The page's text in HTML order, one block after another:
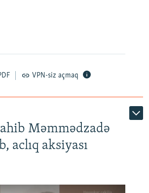
VPN-siz açmaq
Məmmədzadə
aclıq aksiyası